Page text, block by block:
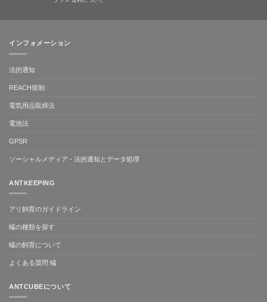
インフォメーション
法的通知
REACH規制
電気用品取締法
電池法
GPSR
ソーシャルメディア - 法的通知とデータ処理
ANTKEEPING
アリ飼育のガイドライン
蟻の種類を探す
蟻の飼育について
よくある質問 蟻
ANTCUBEについて